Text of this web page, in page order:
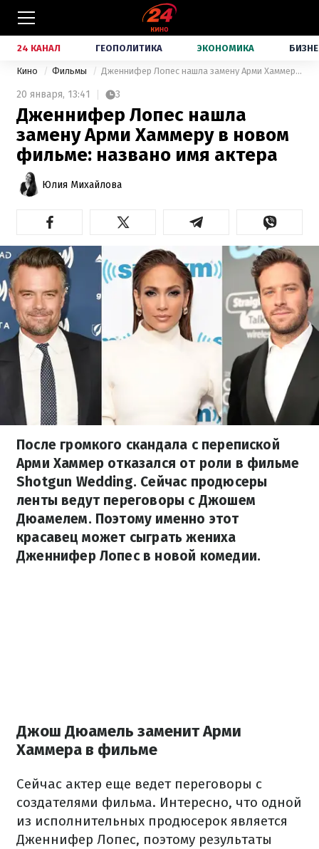
24 КАНАЛ ГЕОПОЛИТИКА ЭКОНОМИКА
Кино Фильмы Дженнифер Лопес нашла замену Арми Хаммеру в новом фильме: названо имя актера
20 января, 13:41 3
Дженнифер Лопес нашла
замену Арми Хаммеру в новом
фильме: названо имя актера
Юлия Михайлова
После громкого скандала с перепиской
Арми Хаммер отказался от роли в фильме
Shotgun Wedding. Сейчас продюсеры
ленты ведут переговоры с Джошем
Дюамелем. Поэтому именно этот
красавец может сыграть жениха
Дженнифер Лопес в новой комедии.
Джош Дюамель заменит Арми
Хаммера в фильме
Сейчас актер еще ведет переговоры с
создателями фильма. Интересно, что одной
из исполнительных продюсерок является
Дженнифер Лопес, поэтому результаты